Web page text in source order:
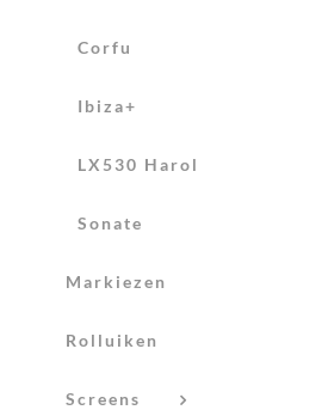
Corfu
Ibiza+
LX530 Harol
Sonate
Markiezen
Rolluiken
Screens